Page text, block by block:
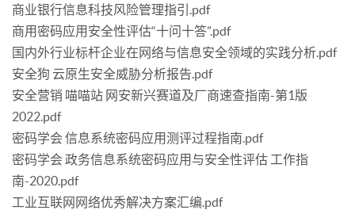
商业银行信息科技风险管理指引.pdf
商用密码应用安全性评估“十问十答”.pdf
国内外行业标杆企业在网络与信息安全领域的实践分析.pdf
安全狗 云原生安全威胁分析报告.pdf
安全营销 喵喵站 网安新兴赛道及厂商速查指南-第1版
2022.pdf
密码学会 信息系统密码应用测评过程指南.pdf
密码学会 政务信息系统密码应用与安全性评估 工作指
南-2020.pdf
工业互联网网络优秀解决方案汇编.pdf